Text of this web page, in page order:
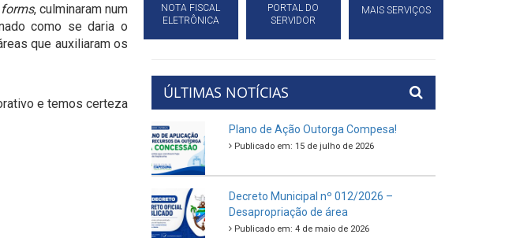
forms, culminaram num
como se daria o
que auxiliaram os
e temos certeza
NOTA FISCAL
ELETRÔNICA
PORTAL DO
SERVIDOR
MAIS SERVIÇOS
ÚLTIMAS NOTÍCIAS
Plano de Ação Outorga Compesa!
Publicado em: 15 de julho de 2026
Decreto Municipal nº 012/2026 –
Desapropriação de área
Publicado em: 4 de maio de 2026